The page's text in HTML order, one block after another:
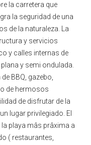
la carretera que
la seguridad de una
de la naturaleza. La
y servicios
y calles internas de
y semi ondulada.
BBQ, gazebo,
de hermosos
de disfrutar de la
lugar privilegiado. El
playa mâs prâxima a
( restaurantes,